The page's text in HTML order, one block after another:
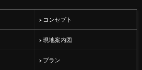
コンセプト
現地案内図
プラン